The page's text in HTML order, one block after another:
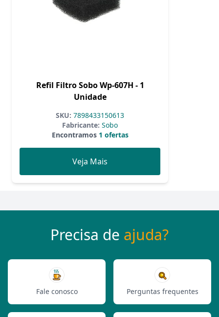
Refil Filtro Sobo Wp-607H - 1
Unidade
SKU: 7898433150613
Fabricante: Sobo
Encontramos1 ofertas
Veja Mais
Precisa de ajuda?
Fale conosco Perguntas frequentes